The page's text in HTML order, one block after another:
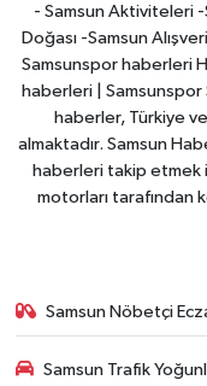
- Samsun Aktiviteleri -
Doğası -Samsun
Samsunspor haberleri
haberleri |
haberler, Türkiye
almaktadır. Samsun
haberleri takip etmek
motorları tarafından
Samsun Nöbetçi
Samsun Trafik